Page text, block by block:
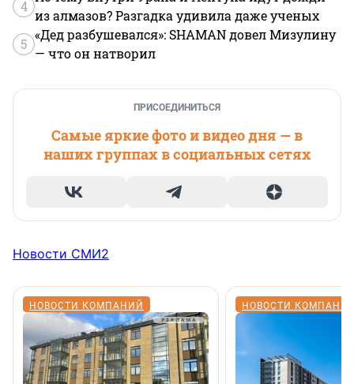
4
из алмазов? Разгадка удивила даже ученых
5
«Дед разбушевался»: SHAMAN довел Мизулину
— что он натворил
ПРИСОЕДИНИТЬСЯ
Самые яркие фото и видео дня — в
наших группах в социальных сетях
Новости СМИ2
НОВОСТИ КОМПАНИЙ НОВОСТИ